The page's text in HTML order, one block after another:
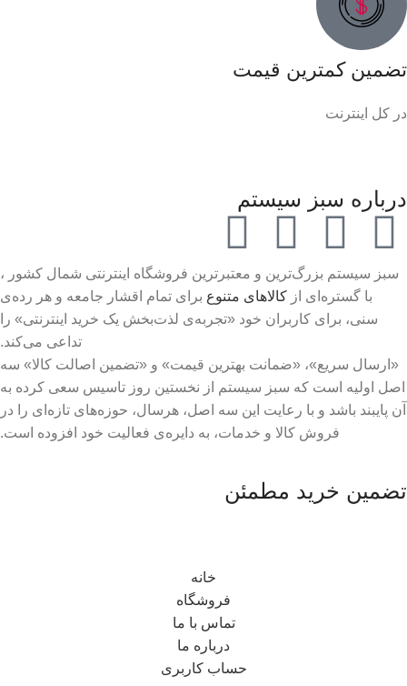
تضمین کمترین قیمت
در کل اینترنت
درباره سبز سیستم
سبز سیستم بزرگ‌ترین و معتبرترین فروشگاه اینترنتی شمال کشور ،
با گستره‌ای از کالاهای متنوع برای تمام اقشار جامعه و هر رده‌ی
سنی، برای کاربران خود «تجربه‌ی لذت‌بخش یک خرید اینترنتی» را
تداعی می‌کند.
«ارسال سریع»، «ضمانت بهترین قیمت» و «تضمین اصالت کالا» سه
اصل اولیه است که سبز سیستم از نخستین روز تاسیس سعی کرده به
آن پایبند باشد و با رعایت این سه اصل، هرسال، حوزه‌های تازه‌ای را در
فروش کالا و خدمات، به دایره‌ی فعالیت خود افزوده است.
تضمین خرید مطمئن
خانه
فروشگاه
تماس با ما
درباره ما
حساب کاربری